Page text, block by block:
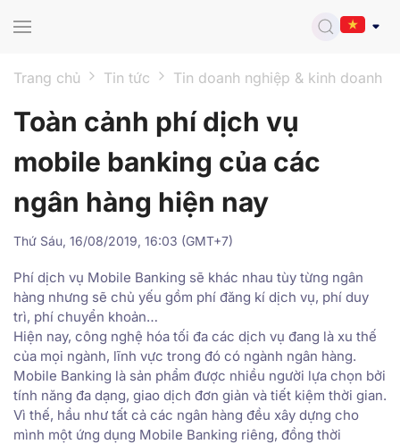
Trang chủ Tin tức Tin doanh nghiệp & kinh doanh
Toàn cảnh phí dịch vụ
mobile banking của các
ngân hàng hiện nay
Thứ Sáu, 16/08/2019, 16:03 (GMT+7)
Phí dịch vụ Mobile Banking sẽ khác nhau tùy từng ngân
hàng nhưng sẽ chủ yếu gồm phí đăng kí dịch vụ, phí duy
trì, phí chuyển khoản…
Hiện nay, công nghệ hóa tối đa các dịch vụ đang là xu thế
của mọi ngành, lĩnh vực trong đó có ngành ngân hàng.
Mobile Banking là sản phẩm được nhiều người lựa chọn bởi
tính năng đa dạng, giao dịch đơn giản và tiết kiệm thời gian.
Vì thế, hầu như tất cả các ngân hàng đều xây dựng cho
mình một ứng dụng Mobile Banking riêng, đồng thời